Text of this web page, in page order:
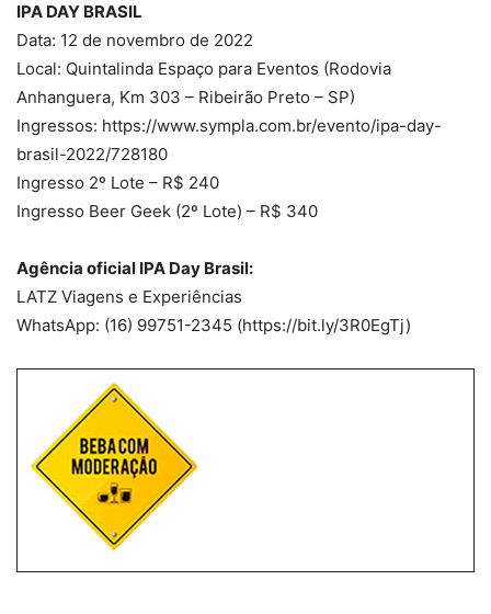
IPA DAY BRASIL
Data: 12 de novembro de 2022
Local: Quintalinda Espaço para Eventos (Rodovia
Anhanguera, Km 303 – Ribeirão Preto – SP)
Ingressos: https://www.sympla.com.br/evento/ipa-day-
brasil-2022/728180
Ingresso 2º Lote – R$ 240
Ingresso Beer Geek (2º Lote) – R$ 340
Agência oficial IPA Day Brasil:
LATZ Viagens e Experiências
WhatsApp: (16) 99751-2345 (https://bit.ly/3R0EgTj)